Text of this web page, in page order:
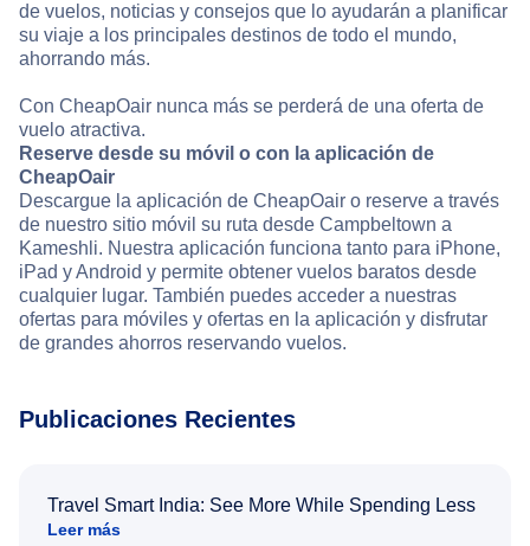
de vuelos, noticias y consejos que lo ayudarán a planificar
su viaje a los principales destinos de todo el mundo,
ahorrando más.
Con CheapOair nunca más se perderá de una oferta de
vuelo atractiva.
Reserve desde su móvil o con la aplicación de
CheapOair
Descargue la aplicación de CheapOair o reserve a través
de nuestro sitio móvil su ruta desde Campbeltown a
Kameshli. Nuestra aplicación funciona tanto para iPhone,
iPad y Android y permite obtener vuelos baratos desde
cualquier lugar. También puedes acceder a nuestras
ofertas para móviles y ofertas en la aplicación y disfrutar
de grandes ahorros reservando vuelos.
Publicaciones Recientes
Travel Smart India: See More While Spending Less
Leer más